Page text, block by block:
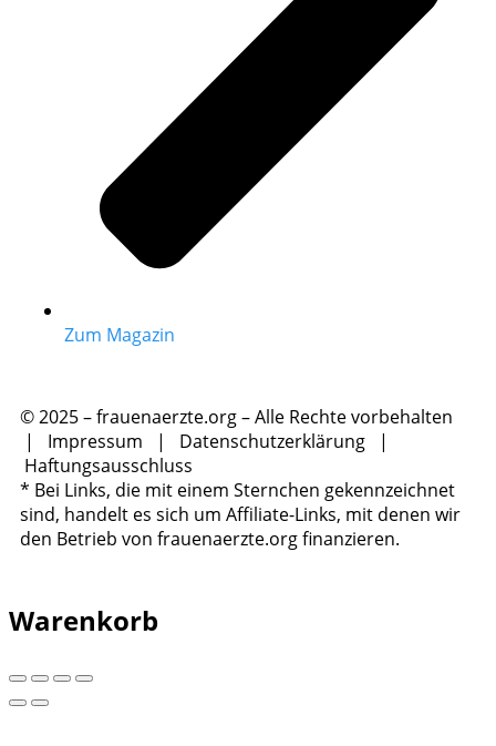
Zum Magazin
© 2025 – frauenaerzte.org – Alle Rechte vorbehalten
| Impressum | Datenschutzerklärung |
Haftungsausschluss
* Bei Links, die mit einem Sternchen gekennzeichnet
sind, handelt es sich um Affiliate-Links, mit denen wir
den Betrieb von frauenaerzte.org finanzieren.
Warenkorb